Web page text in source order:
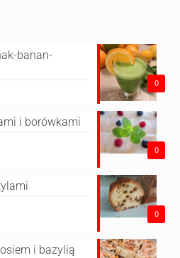
0
banan-
0
i borówkami
0
i bazylią